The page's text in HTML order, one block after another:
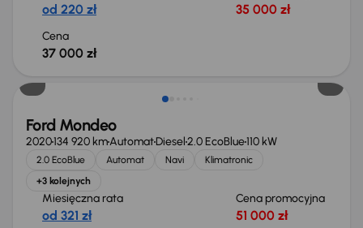
od 220 zł 35 000 zł
Cena
37 000 zł
Ford Mondeo
2020134 920 kmAutomatDiesel2.0 EcoBlue110 kW
2.0 EcoBlue Automat Navi
Klimatronic
+3 kolejnych
Miesięczna rata
od 321 zł
Cena promocyjna
51 000 zł